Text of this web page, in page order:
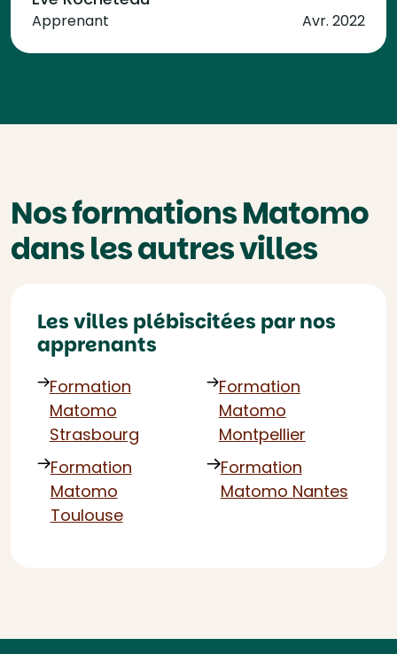
Apprenant Avr. 2022
Nos formations Matomo
dans les autres villes
Les villes plébiscitées par nos
apprenants
Formation
Matomo
Strasbourg
Formation
Matomo
Toulouse
Formation
Matomo
Montpellier
Formation
Matomo Nantes